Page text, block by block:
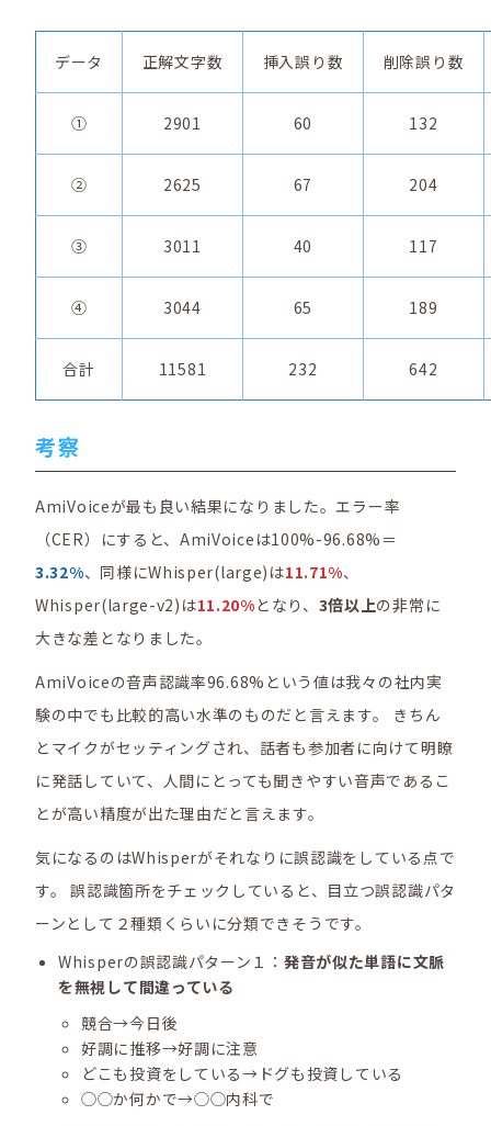
データ 正解文字数 挿入誤り数 削除誤り数
① 2901 60 132
② 2625 67 204
③ 3011 40 117
④ 3044 65 189
合計 11581 232 642
考察
AmiVoiceが最も良い結果になりました。エラー率
（CER）にすると、AmiVoiceは100%-96.68%＝
3.32%、同様にWhisper(large)は11.71%、
Whisper(large-v2)は11.20% となり、 3倍以上の非常に
大きな差となりました。
AmiVoiceの音声認識率96.68%という値は我々の社内実
験の中でも比較的高い水準のものだと言えます。 きちん
とマイクがセッティングされ、話者も参加者に向けて明瞭
に発話していて、人間にとっても聞きやすい音声であるこ
とが高い精度が出た理由だと言えます。
気になるのはWhisperがそれなりに誤認識をしている点で
す。 誤認識箇所をチェックしていると、目立つ誤認識パタ
ーンとして２種類くらいに分類できそうです。
Whisperの誤認識パターン１： 発音が似た単語に文脈
を無視して間違っている
競合→今日後
好調に推移→好調に注意
どこも投資をしている→ドグも投資している
◯◯か何かで→◯◯内科で